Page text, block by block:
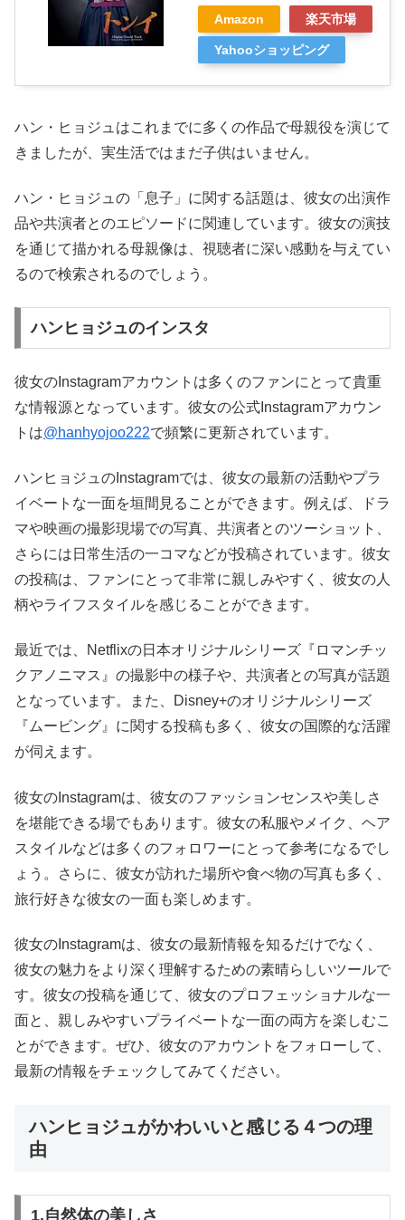
Amazon 楽天市場
Yahooショッピング
ハン・ヒョジュはこれまでに多くの作品で母親役を演じて
きましたが、実生活ではまだ子供はいません。
ハン・ヒョジュの「息子」に関する話題は、彼女の出演作
品や共演者とのエピソードに関連しています。彼女の演技
を通じて描かれる母親像は、視聴者に深い感動を与えてい
るので検索されるのでしょう。
ハンヒョジュのインスタ
彼女のInstagramアカウントは多くのファンにとって貴重
な情報源となっています。彼女の公式Instagramアカウン
トは@hanhyojoo222で頻繁に更新されています。
ハンヒョジュのInstagramでは、彼女の最新の活動やプラ
イベートな一面を垣間見ることができます。例えば、ドラ
マや映画の撮影現場での写真、共演者とのツーショット、
さらには日常生活の一コマなどが投稿されています。彼女
の投稿は、ファンにとって非常に親しみやすく、彼女の人
柄やライフスタイルを感じることができます。
最近では、Netflixの日本オリジナルシリーズ『ロマンチッ
クアノニマス』の撮影中の様子や、共演者との写真が話題
となっています。また、Disney+のオリジナルシリーズ
『ムービング』に関する投稿も多く、彼女の国際的な活躍
が伺えます。
彼女のInstagramは、彼女のファッションセンスや美しさ
を堪能できる場でもあります。彼女の私服やメイク、ヘア
スタイルなどは多くのフォロワーにとって参考になるでし
ょう。さらに、彼女が訪れた場所や食べ物の写真も多く、
旅行好きな彼女の一面も楽しめます。
彼女のInstagramは、彼女の最新情報を知るだけでなく、
彼女の魅力をより深く理解するための素晴らしいツールで
す。彼女の投稿を通じて、彼女のプロフェッショナルな一
面と、親しみやすいプライベートな一面の両方を楽しむこ
とができます。ぜひ、彼女のアカウントをフォローして、
最新の情報をチェックしてみてください。
ハンヒョジュがかわいいと感じる４つの理
由
1.自然体の美しさ